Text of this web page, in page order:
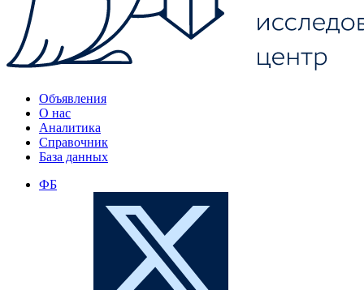
Объявления
О нас
Аналитика
Справочник
База данных
ФБ